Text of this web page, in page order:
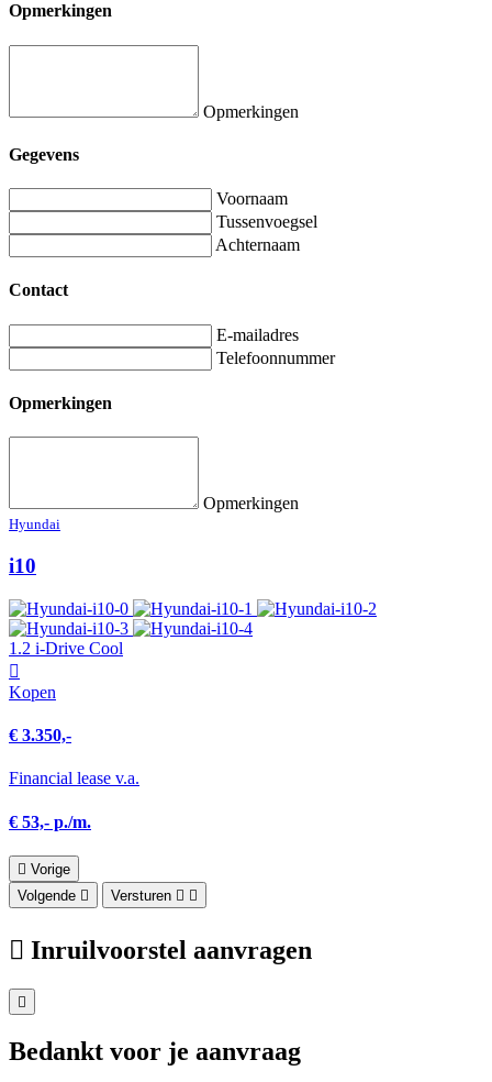
Opmerkingen
Opmerkingen
Gegevens
Voornaam
Tussenvoegsel
Achternaam
Contact
E-mailadres
Telefoonnummer
Opmerkingen
Opmerkingen
Hyundai
i10
1.2 i-Drive Cool
Kopen
€ 3.350,-
Financial lease v.a.
€ 53,- p./m.
Vorige
Volgende
Versturen
Inruilvoorstel aanvragen
Bedankt voor je aanvraag